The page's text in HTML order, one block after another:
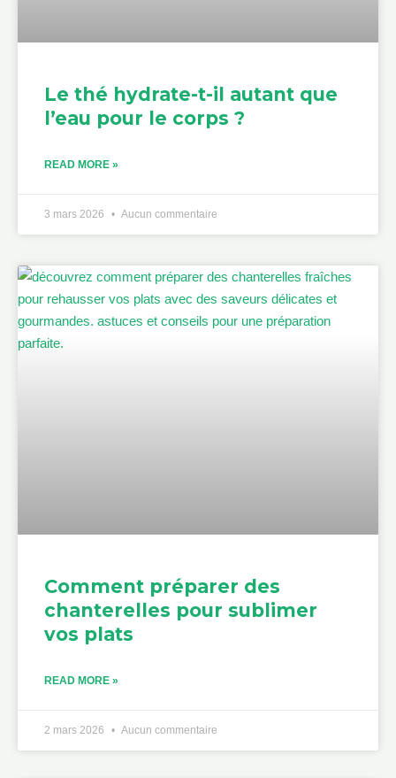
Le thé hydrate-t-il autant que
l’eau pour le corps ?
READ MORE »
3 mars 2026 Aucun commentaire
Comment préparer des
chanterelles pour sublimer
vos plats
READ MORE »
2 mars 2026 Aucun commentaire